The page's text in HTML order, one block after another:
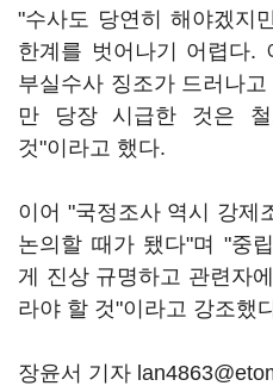
"수사도 당연히 해야겠지
한계를 벗어나기 어렵다.
부실수사 징조가 드러나
만 당장 시급한 것은 철
것"이라고 했다.
이어 "국정조사 역시 강제
논의할 때가 됐다"며 "중
게 진상 규명하고 관련자
라야 할 것"이라고 강조했
장윤서 기자